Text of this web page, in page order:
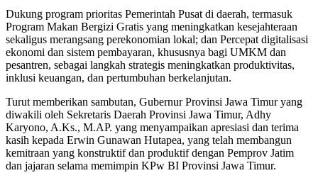
Dukung program prioritas Pemerintah Pusat di daerah, termasuk
Program Makan Bergizi Gratis yang meningkatkan kesejahteraan
sekaligus merangsang perekonomian lokal; dan Percepat digitalisasi
ekonomi dan sistem pembayaran, khususnya bagi UMKM dan
pesantren, sebagai langkah strategis meningkatkan produktivitas,
inklusi keuangan, dan pertumbuhan berkelanjutan.
Turut memberikan sambutan, Gubernur Provinsi Jawa Timur yang
diwakili oleh Sekretaris Daerah Provinsi Jawa Timur, Adhy
Karyono, A.Ks., M.AP. yang menyampaikan apresiasi dan terima
kasih kepada Erwin Gunawan Hutapea, yang telah membangun
kemitraan yang konstruktif dan produktif dengan Pemprov Jatim
dan jajaran selama memimpin KPw BI Provinsi Jawa Timur.